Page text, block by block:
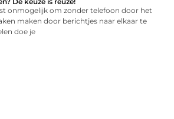
onmogelijk om zonder telefoon door het
maken door berichtjes naar elkaar te
doe je